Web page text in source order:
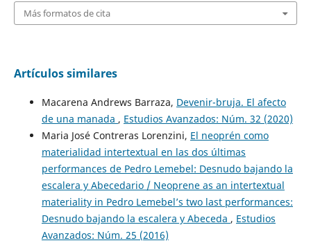
Más formatos de cita
Artículos similares
Macarena Andrews Barraza, Devenir-bruja. El afecto
de una manada , Estudios Avanzados: Núm. 32 (2020)
Maria José Contreras Lorenzini, El neoprén como
materialidad intertextual en las dos últimas
performances de Pedro Lemebel: Desnudo bajando la
escalera y Abecedario / Neoprene as an intertextual
materiality in Pedro Lemebel’s two last performances:
Desnudo bajando la escalera y Abeceda , Estudios
Avanzados: Núm. 25 (2016)